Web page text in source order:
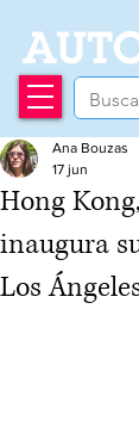
A
Hong
inaugura
Los
Ana Bouzas
17 jun